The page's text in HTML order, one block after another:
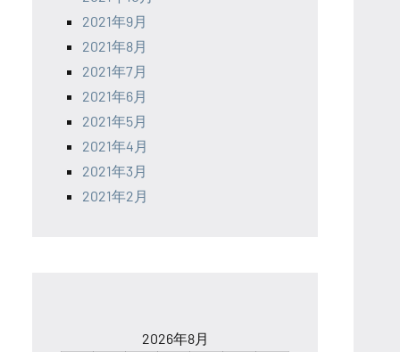
2021年9月
2021年8月
2021年7月
2021年6月
2021年5月
2021年4月
2021年3月
2021年2月
2026年8月